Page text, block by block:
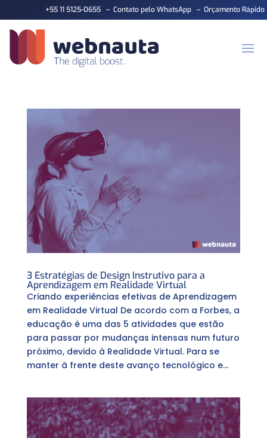
+55 11 5125-0655– Contato pelo WhatsApp– Orçamento Rápido
3 Estratégias de Design Instrutivo para a
Aprendizagem em Realidade Virtual
Criando experiências efetivas de Aprendizagem
em Realidade Virtual De acordo com a Forbes, a
educação é uma das 5 atividades que estão
para passar por mudanças intensas num futuro
próximo, devido à Realidade Virtual. Para se
manter à frente deste avanço tecnológico e...